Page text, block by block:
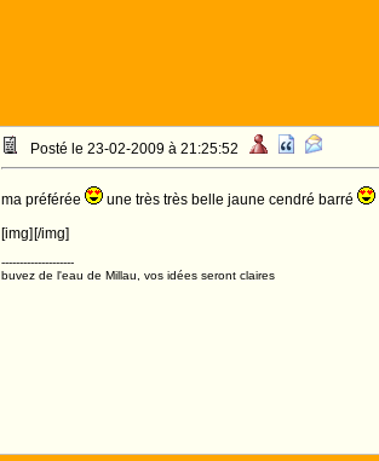
Posté le 23-02-2009 à 21:25:52
ma préférée
une très très belle jaune cendré barré
[img] [/img]
--------------------
buvez de l'eau de Millau, vos idées seront claires